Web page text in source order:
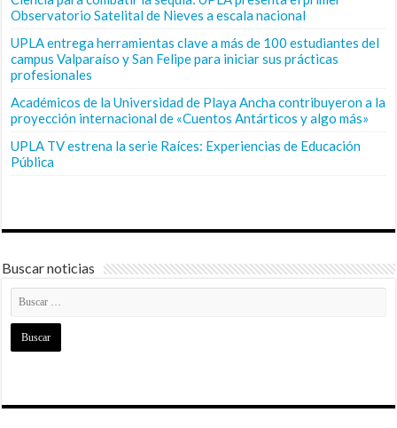
Observatorio Satelital de Nieves a escala nacional
UPLA entrega herramientas clave a más de 100 estudiantes del
campus Valparaíso y San Felipe para iniciar sus prácticas
profesionales
Académicos de la Universidad de Playa Ancha contribuyeron a la
proyección internacional de «Cuentos Antárticos y algo más»
UPLA TV estrena la serie Raíces: Experiencias de Educación
Pública
Buscar noticias